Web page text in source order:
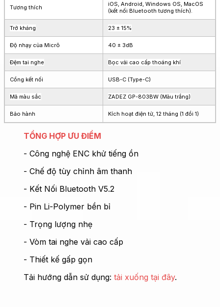
Tương thích
iOS, Android, Windows OS, MacOS
(kết nối Bluetooth tương thích).
Trở kháng 23 ± 15%
Độ nhạy của Micrô 40 ± 3dB
Đệm tai nghe Bọc vải cao cấp thoáng khí
Cổng kết nối USB-C (Type-C)
Mã màu sắc ZADEZ GP-803BW (Màu trắng)
Bảo hành Kích hoạt điện tử, 12 tháng (1 đổi 1)
TỔNG HỢP ƯU ĐIỂM
- Công nghệ ENC khử tiếng ồn
- Chế độ tùy chỉnh âm thanh
- Kết Nối Bluetooth V5.2
- Pin Li-Polymer bền bỉ
- Trọng lượng nhẹ
- Vòm tai nghe vải cao cấp
- Thiết kế gấp gọn
Tải hướng dẫn sử dụng: tải xuống tại đây.